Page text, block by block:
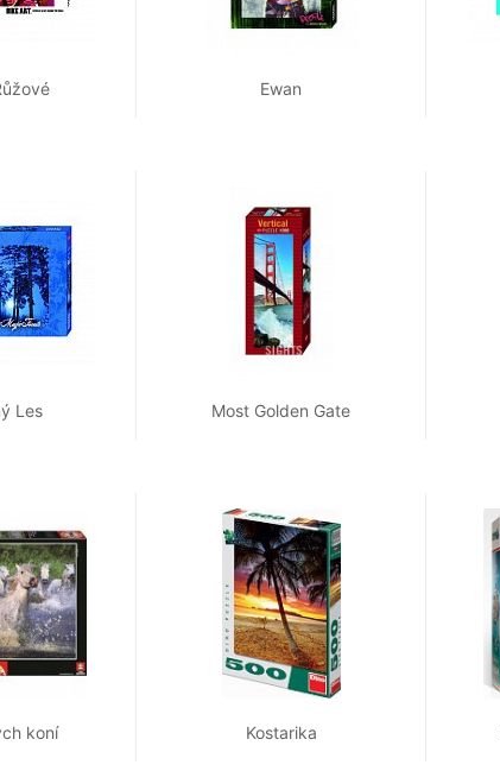
Ewan
Les Most Golden Gate
koní Kostarika